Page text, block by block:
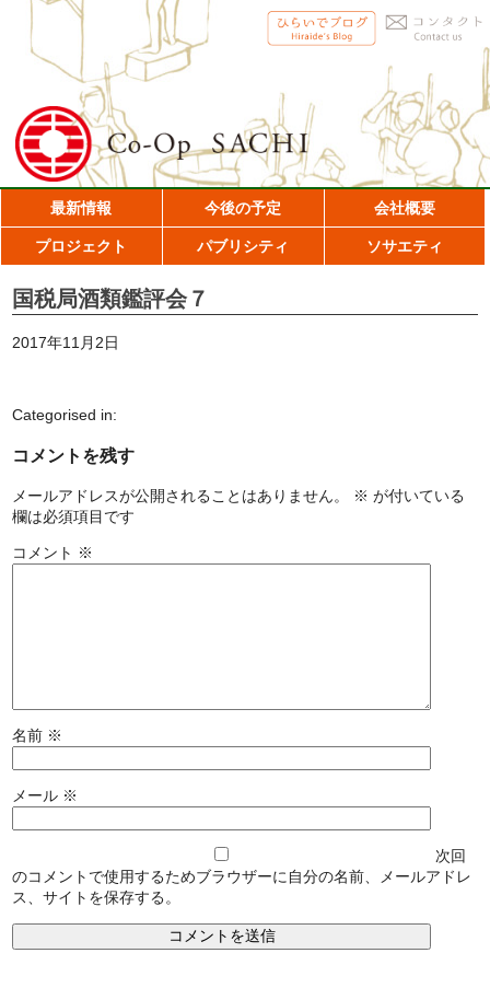
最新情報 今後の予定 会社概要
プロジェクト パブリシティ ソサエティ
国税局酒類鑑評会７
2017年11月2日
Categorised in:
コメントを残す
メールアドレスが公開されることはありません。 ※ が付いている
欄は必須項目です
コメント ※
名前 ※
メール ※
次回
のコメントで使用するためブラウザーに自分の名前、メールアドレ
ス、サイトを保存する。